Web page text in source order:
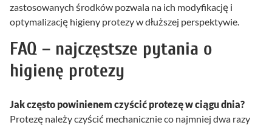
zastosowanych środków pozwala na ich modyfikację i
optymalizację higieny protezy w dłuższej perspektywie.
FAQ – najczęstsze pytania o
higienę protezy
Jak często powinienem czyścić protezę w ciągu dnia?
Protezę należy czyścić mechanicznie co najmniej dwa razy